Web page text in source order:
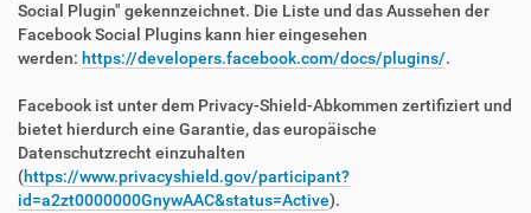
Social Plugin" gekennzeichnet. Die Liste und das Aussehen der
Facebook Social Plugins kann hier eingesehen
werden: https://developers.facebook.com/docs/plugins/.
Facebook ist unter dem Privacy-Shield-Abkommen zertifiziert und
bietet hierdurch eine Garantie, das europäische
Datenschutzrecht einzuhalten
(https://www.privacyshield.gov/participant?
id=a2zt0000000GnywAAC&status=Active).